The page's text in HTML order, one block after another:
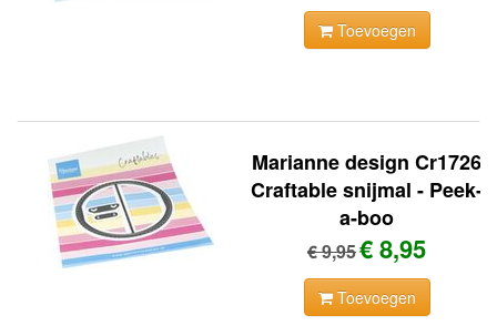
Toevoegen
Marianne design Cr1726
Craftable snijmal - Peek-
a-boo
€ 9,95€ 8,95
Toevoegen